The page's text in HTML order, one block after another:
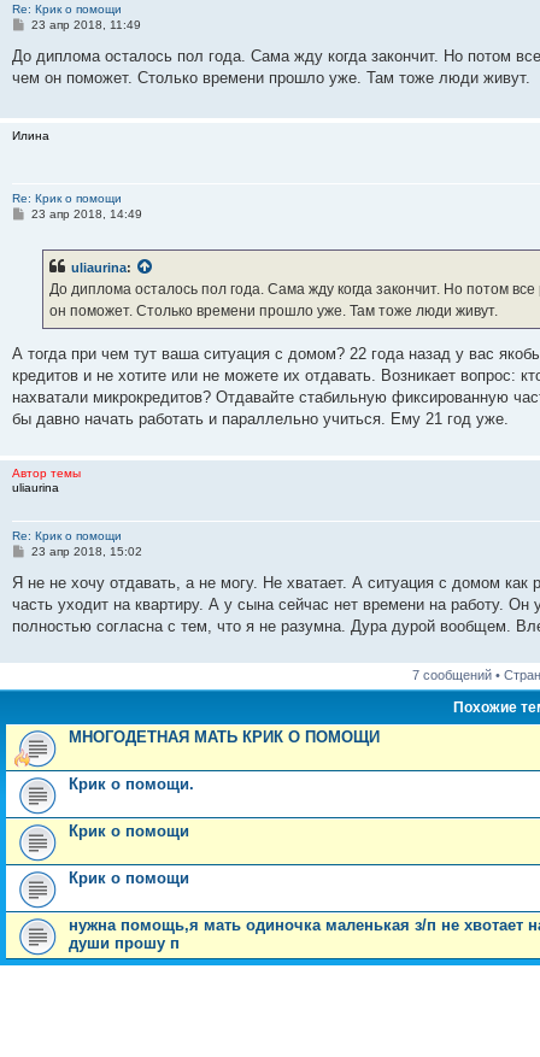
Re: Крик о помощи
С
о
щ
е
23 апр 2018, 11:49
До диплома осталось пол года. Сама жду когда закончит. Но потом
чем он поможет. Столько времени прошло уже. Там тоже люди живут.
Илина
Re: Крик о помощи
С23 апр 2018, 14:49
uliaurina:
До диплома осталось пол года. Сама жду когда закончит. Но потом
он поможет. Столько времени прошло уже. Там тоже люди живут.
А тогда при чем тут ваша ситуация с домом? 22 года назад у вас
кредитов и не хотите или не можете их отдавать. Возникает вопрос:
нахватали микрокредитов? Отдавайте стабильную фиксированную
бы давно начать работать и параллельно учиться. Ему 21 год уже.
Автор темы
uliaurina
Re: Крик о помощи
С
о
щ
е
е
23 апр 2018, 15:02
Я не не хочу отдавать, а не могу. Не хватает. А ситуация с домом
часть уходит на квартиру. А у сына сейчас нет времени на работу.
полностью согласна с тем, что я не разумна. Дура дурой вообщем.
7 сообщений •
Похожие
МНОГОДЕТНАЯ МАТЬ КРИК О ПОМОЩИ
Крик о помощи.
Крик о помощи
Крик о помощи
нужна помощь,я мать одиночка маленькая з/п не
души прошу п